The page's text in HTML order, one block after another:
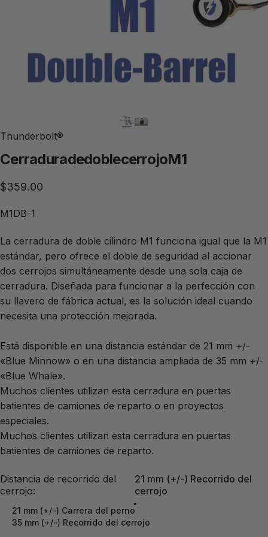
Thunderbolt®
CerraduradedoblecerrojoM1
$359.00
M1DB-1
La cerradura de doble cilindro M1 funciona igual que la M1
estándar, pero ofrece el doble de seguridad al accionar
dos cerrojos simultáneamente desde una sola caja de
cerradura. Diseñada para funcionar a la perfección con
su llavero de fábrica actual, es la solución ideal cuando
necesita una protección mejorada.
Está disponible en una distancia estándar de 21 mm +/-
«Blue Minnow» o en una distancia ampliada de 35 mm +/-
«Blue Whale».
Muchos clientes utilizan esta cerradura en puertas
batientes de camiones de reparto o en proyectos
especiales.
Muchos clientes utilizan esta cerradura en puertas
batientes de camiones de reparto.
Distancia de lanzamiento del perno
Distancia de recorrido del
cerrojo:
21 mm (+/-) Recorrido del
cerrojo
21 mm (+/-) Carrera del perno
35 mm (+/-) Recorrido del cerrojo